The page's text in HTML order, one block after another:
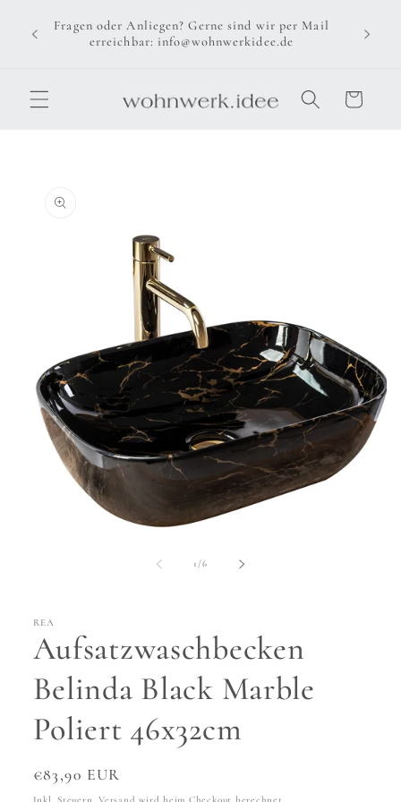
zum
Inhalt
Fragen oder Anliegen? Gerne sind wir per Mail
erreichbar: info@wohnwerkidee.de
Warenkorb
1 /von
6
REA
Aufsatzwaschbecken
Belinda Black Marble
Poliert 46x32cm
Normaler
Preis
€83,90 EUR
Inkl. Steuern.Versand wird beim Checkout berechnet